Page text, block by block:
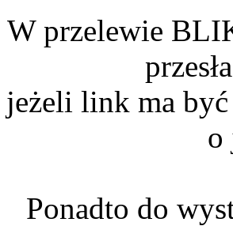
W przelewie
jeżeli link ma być
o
Ponadto do